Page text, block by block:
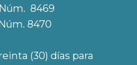
8469
8470
(30) días para